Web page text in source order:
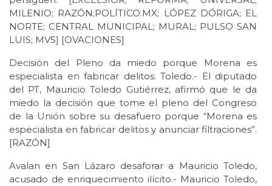
MILENIO; RAZÓN;POLÍTICO.MX; LÓPEZ DÓRIGA; EL
NORTE; CENTRAL MUNICIPAL; MURAL; PULSO SAN
LUIS; MVS] [OVACIONES]
Decisión del Pleno da miedo porque Morena es
especialista en fabricar delitos: Toledo.- El diputado
del PT, Mauricio Toledo Gutiérrez, afirmó que le da
miedo la decisión que tome el pleno del Congreso
de la Unión sobre su desafuero porque “Morena es
especialista en fabricar delitos y anunciar filtraciones”.
[RAZÓN]
Avalan en San Lázaro desaforar a Mauricio Toledo,
acusado de enriquecimiento ilícito.- Mauricio Toledo,